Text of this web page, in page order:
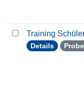
Training
Details